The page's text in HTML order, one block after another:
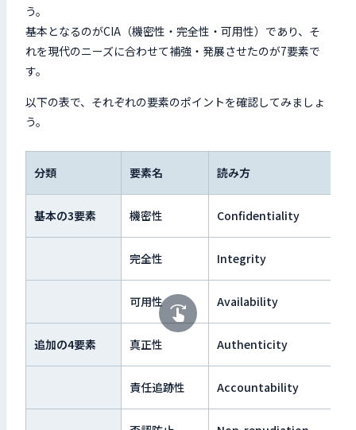
う。
基本となるのがCIA（機密性・完全性・可用性）であり、そ
れを現代のニーズに合わせて補強・発展させたのが7要素で
す。
以下の表で、それぞれの要素のポイントを確認してみましょ
う。
分類 要素名 読み方
基本の3要素 機密性 Confidentiality
完全性 Integrity
可用性 Availability
追加の4要素 真正性 Authenticity
責任追跡性 Accountability